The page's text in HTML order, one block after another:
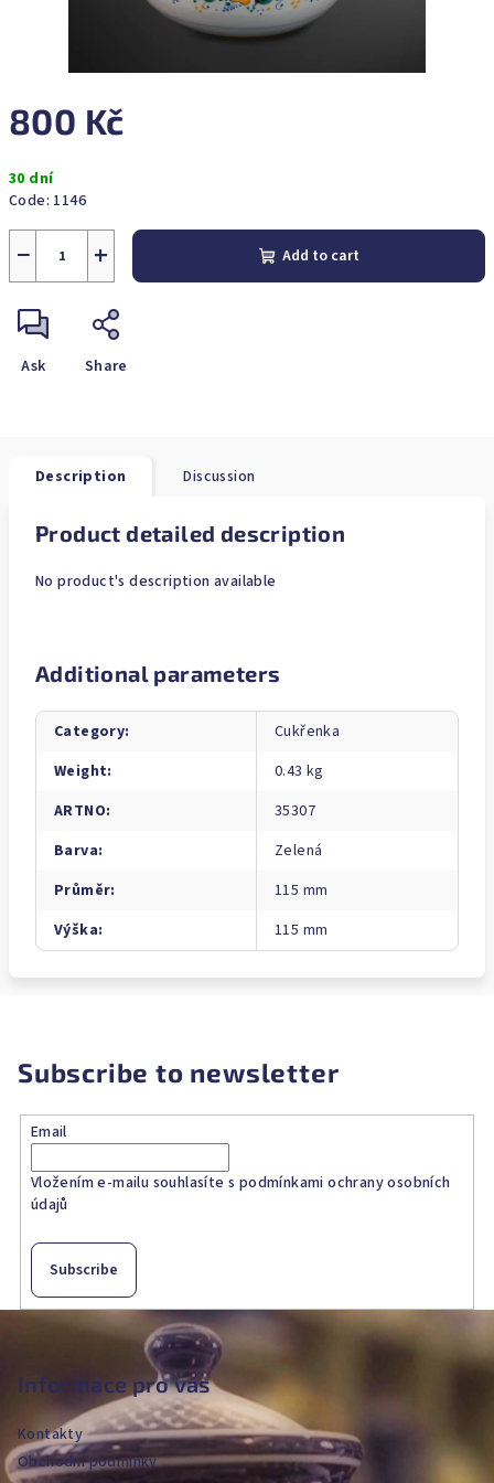
800 Kč
price:
30 dní
Code: 1146
+
− Add to cart
Ask Share
Description Discussion
Product detailed description
No product's description available
Additional parameters
Category:
Cukřenka
Weight:
0.43 kg
ARTNO:
35307
Barva:
Zelená
Průměr:
115 mm
Výška: 115 mm
Subscribe to newsletter
Email
Vložením e-mailu souhlasíte s podmínkami ochrany osobních
údajů
Subscribe
F
e
Informace pro vás
Kontakty
Obchodní podmínky